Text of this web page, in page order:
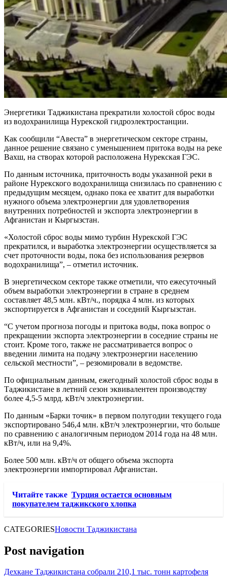
Энергетики Таджикистана прекратили холостой сброс воды
из водохранилища Нурекской гидроэлектростанции.
Как сообщили “Авеста” в энергетическом секторе страны,
данное решение связано с уменьшением притока воды на реке
Вахш, на створах которой расположена Нурекская ГЭС.
По данным источника, приточность воды указанной реки в
районе Нурекского водохранилища снизилась по сравнению с
предыдущим месяцем, однако пока ее хватит для выработки
нужного объема электроэнергии для удовлетворения
внутренних потребностей и экспорта электроэнергии в
Афганистан и Кыргызстан.
«Холостой сброс воды мимо турбин Нурекской ГЭС
прекратился, и выработка электроэнергии осуществляется за
счет проточности воды, пока без использования резервов
водохранилища”, – отметил источник.
В энергетическом секторе также отметили, что ежесуточный
объем выработки электроэнергии в стране в среднем
составляет 48,5 млн. кВт/ч., порядка 4 млн. из которых
экспортируется в Афганистан и соседний Кыргызстан.
“С учетом прогноза погоды и притока воды, пока вопрос о
прекращении экспорта электроэнергии в соседние страны не
стоит. Кроме того, также не рассматривается вопрос о
введении лимита на подачу электроэнергии населению
сельской местности”, – резюмировали в ведомстве.
По официальным данным, ежегодный холостой сброс воды в
Таджикистане в летний сезон эквивалентен производству
более 4,5-5 млрд. кВт/ч электроэнергии.
По данным «Барки точик» в первом полугодии текущего года
экспортировано 546,4 млн. кВт/ч электроэнергии, что больше
по сравнению с аналогичным периодом 2014 года на 48 млн.
кВт/ч, или на 9,4%.
Более 500 млн. кВт/ч от общего объема экспорта
электроэнергии импортировал Афганистан.
Читайте также Турция остается основным
покупателем таджикского хлопка
CATEGORIESНовости Таджикистана
Post navigation
Дехкане Таджикистана собрали 210,1 тыс. тонн картофеля